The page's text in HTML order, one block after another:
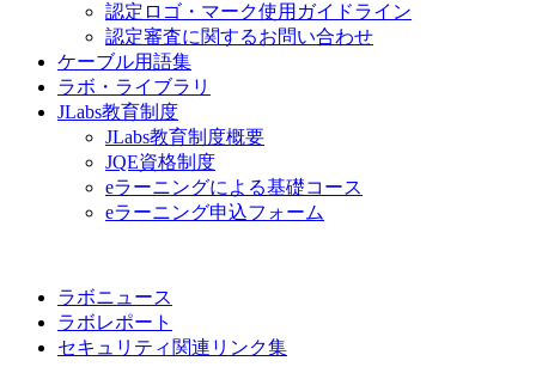
認定ロゴ・マーク使用ガイドライン
認定審査に関するお問い合わせ
ケーブル用語集
ラボ・ライブラリ
JLabs教育制度
JLabs教育制度概要
JQE資格制度
eラーニングによる基礎コース
eラーニング申込フォーム
ラボニュース
ラボレポート
セキュリティ関連リンク集